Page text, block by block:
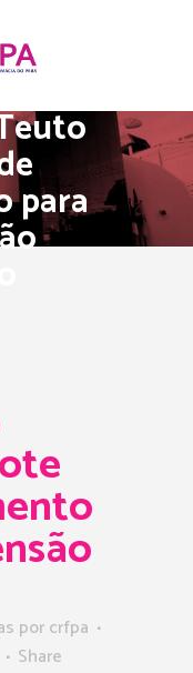
para
porcrfpa
Share